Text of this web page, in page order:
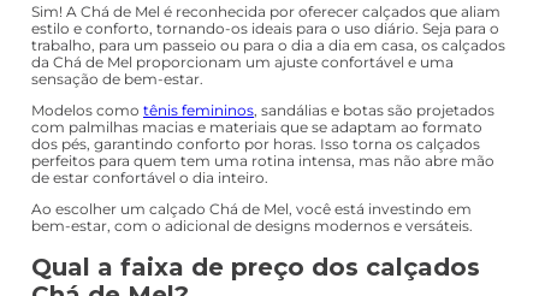
Sim! A Chá de Mel é reconhecida por oferecer calçados que aliam
estilo e conforto, tornando-os ideais para o uso diário. Seja para o
trabalho, para um passeio ou para o dia a dia em casa, os calçados
da Chá de Mel proporcionam um ajuste confortável e uma
sensação de bem-estar.
Modelos como tênis femininos, sandálias e botas são projetados
com palmilhas macias e materiais que se adaptam ao formato
dos pés, garantindo conforto por horas. Isso torna os calçados
perfeitos para quem tem uma rotina intensa, mas não abre mão
de estar confortável o dia inteiro.
Ao escolher um calçado Chá de Mel, você está investindo em
bem-estar, com o adicional de designs modernos e versáteis.
Qual a faixa de preço dos calçados